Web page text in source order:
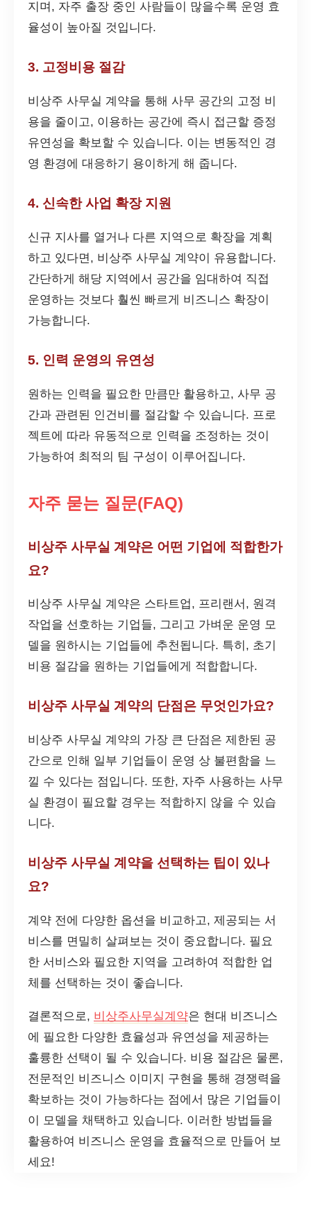
지며, 자주 출장 중인 사람들이 많을수록 운영 효
율성이 높아질 것입니다.
3. 고정비용 절감
비상주 사무실 계약을 통해 사무 공간의 고정 비
용을 줄이고, 이용하는 공간에 즉시 접근할 증정
유연성을 확보할 수 있습니다. 이는 변동적인 경
영 환경에 대응하기 용이하게 해 줍니다.
4. 신속한 사업 확장 지원
신규 지사를 열거나 다른 지역으로 확장을 계획
하고 있다면, 비상주 사무실 계약이 유용합니다.
간단하게 해당 지역에서 공간을 임대하여 직접
운영하는 것보다 훨씬 빠르게 비즈니스 확장이
가능합니다.
5. 인력 운영의 유연성
원하는 인력을 필요한 만큼만 활용하고, 사무 공
간과 관련된 인건비를 절감할 수 있습니다. 프로
젝트에 따라 유동적으로 인력을 조정하는 것이
가능하여 최적의 팀 구성이 이루어집니다.
자주 묻는 질문(FAQ)
비상주 사무실 계약은 어떤 기업에 적합한가
요?
비상주 사무실 계약은 스타트업, 프리랜서, 원격
작업을 선호하는 기업들, 그리고 가벼운 운영 모
델을 원하시는 기업들에 추천됩니다. 특히, 초기
비용 절감을 원하는 기업들에게 적합합니다.
비상주 사무실 계약의 단점은 무엇인가요?
비상주 사무실 계약의 가장 큰 단점은 제한된 공
간으로 인해 일부 기업들이 운영 상 불편함을 느
낄 수 있다는 점입니다. 또한, 자주 사용하는 사무
실 환경이 필요할 경우는 적합하지 않을 수 있습
니다.
비상주 사무실 계약을 선택하는 팁이 있나
요?
계약 전에 다양한 옵션을 비교하고, 제공되는 서
비스를 면밀히 살펴보는 것이 중요합니다. 필요
한 서비스와 필요한 지역을 고려하여 적합한 업
체를 선택하는 것이 좋습니다.
결론적으로, 비상주사무실계약은 현대 비즈니스
에 필요한 다양한 효율성과 유연성을 제공하는
훌륭한 선택이 될 수 있습니다. 비용 절감은 물론,
전문적인 비즈니스 이미지 구현을 통해 경쟁력을
확보하는 것이 가능하다는 점에서 많은 기업들이
이 모델을 채택하고 있습니다. 이러한 방법들을
활용하여 비즈니스 운영을 효율적으로 만들어 보
세요!